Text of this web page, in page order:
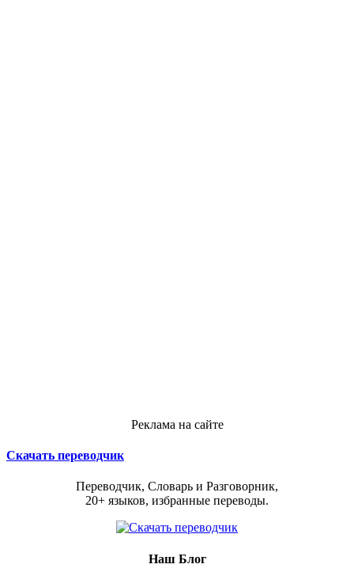
Реклама на сайте
Скачать переводчик
Переводчик, Словарь и Разговорник,
20+ языков, избранные переводы.
Наш Блог